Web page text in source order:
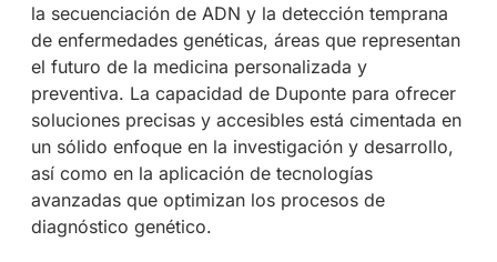
la secuenciación de ADN y la detección temprana
de enfermedades genéticas, áreas que representan
el futuro de la medicina personalizada y
preventiva. La capacidad de Duponte para ofrecer
soluciones precisas y accesibles está cimentada en
un sólido enfoque en la investigación y desarrollo,
así como en la aplicación de tecnologías
avanzadas que optimizan los procesos de
diagnóstico genético.